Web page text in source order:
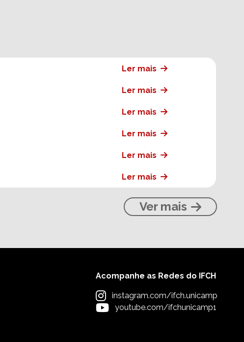
Ler mais
Ler mais
Ler mais
Ler mais
Ler mais
Ler mais
Ver mais
Acompanhe as Redes do IFCH
instagram.com/ifch.unicamp
youtube.com/ifchunicamp1